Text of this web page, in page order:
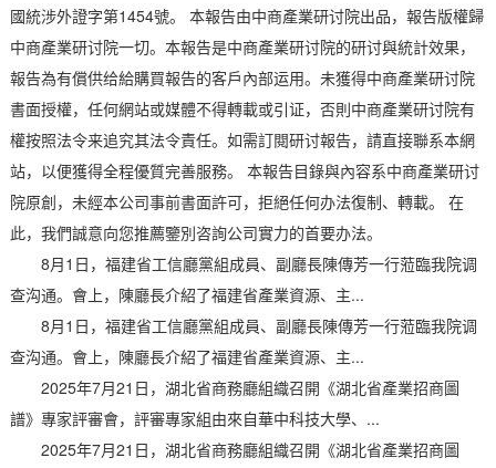
國統涉外證字第1454號。 本報告由中商產業研讨院出品，報告版權歸
中商產業研讨院一切。本報告是中商產業研讨院的研讨與統計效果，
報告為有償供给給購買報告的客戶內部运用。未獲得中商產業研讨院
書面授權，任何網站或媒體不得轉載或引证，否則中商產業研讨院有
權按照法令来追究其法令責任。如需訂閱研讨報告，請直接聯系本網
站，以便獲得全程優質完善服務。 本報告目錄與內容系中商產業研讨
院原創，未經本公司事前書面許可，拒絕任何办法復制、轉載。 在
此，我們誠意向您推薦鑒別咨詢公司實力的首要办法。
8月1日，福建省工信廳黨組成員、副廳長陳傳芳一行蒞臨我院调
查沟通。會上，陳廳長介紹了福建省產業資源、主...
8月1日，福建省工信廳黨組成員、副廳長陳傳芳一行蒞臨我院调
查沟通。會上，陳廳長介紹了福建省產業資源、主...
2025年7月21日，湖北省商務廳組織召開《湖北省產業招商圖
譜》專家評審會，評審專家組由來自華中科技大學、...
2025年7月21日，湖北省商務廳組織召開《湖北省產業招商圖